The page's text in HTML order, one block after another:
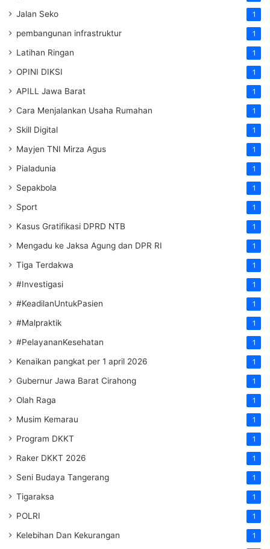
Jalan Seko 1
pembangunan infrastruktur 1
Latihan Ringan 1
OPINI DIKSI 1
APILL Jawa Barat 1
Cara Menjalankan Usaha Rumahan 1
Skill Digital 1
Mayjen TNI Mirza Agus 1
Pialadunia 1
Sepakbola 1
Sport 1
Kasus Gratifikasi DPRD NTB 1
Mengadu ke Jaksa Agung dan DPR RI 1
Tiga Terdakwa 1
#Investigasi 1
#KeadilanUntukPasien 1
#Malpraktik 1
#PelayananKesehatan 1
Kenaikan pangkat per 1 april 2026 1
Gubernur Jawa Barat Cirahong 1
Olah Raga 1
Musim Kemarau 1
Program DKKT 1
Raker DKKT 2026 1
Seni Budaya Tangerang 1
Tigaraksa 1
POLRI 1
Kelebihan Dan Kekurangan 1